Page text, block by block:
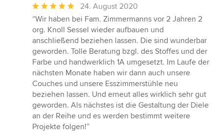
Durchschnittliche
Bewertung:
5
von
5
Sternen
24. August 2020
“Wir haben bei Fam. Zimmermanns vor 2 Jahren 2
org. Knoll Sessel wieder aufbauen und
anschließend beziehen lassen. Die sind wunderbar
geworden. Tolle Beratung bzgl. des Stoffes und der
Farbe und handwerklich 1A umgesetzt. Im Laufe der
nächsten Monate haben wir dann auch unsere
Couches und unsere Esszimmerstühle neu
beziehen lassen. Und erneut alles wirklich sehr gut
geworden. Als nächstes ist die Gestaltung der Diele
an der Reihe und es werden bestimmt weitere
Projekte folgen!”